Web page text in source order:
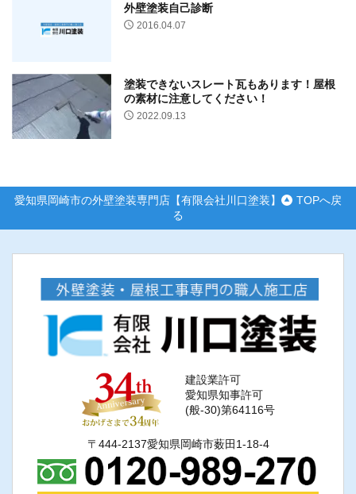
外壁塗装自己診断
2016.04.07
塗装できないスレート瓦もあります！屋根
の素材に注意してください！
2022.09.13
愛知県岡崎市の外壁塗装専門店【有限会社川口塗装】
TOPへ戻
る
建設業許可
愛知県知事許可
(般-30)第64116号
〒444-2137愛知県岡崎市薮田1-18-4